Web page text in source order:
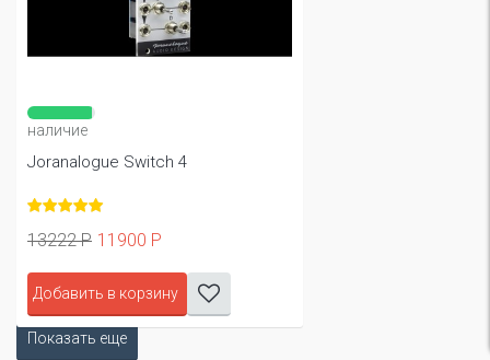
наличие
Joranalogue Switch 4
13222 Р 11900 Р
Добавить в корзину
Показать еще